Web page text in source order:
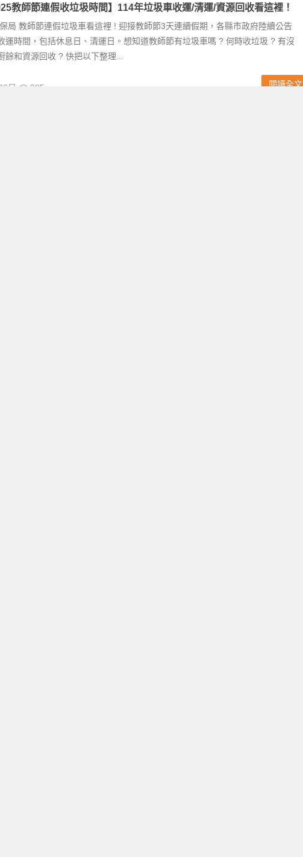
教師節連假收垃圾時間】114年垃圾車收運/清運/資源回收看這裡！
局 教師節連假垃圾車看這裡 ! 迎接教師節3天連續假期，各縣市政府陸續公告
運時間，包括休息日、清運日。想知道教師節有垃圾車嗎 ? 何時收垃圾 ? 有沒
餘和資源回收 ? 快把以下整理...
日 985 閱讀全文